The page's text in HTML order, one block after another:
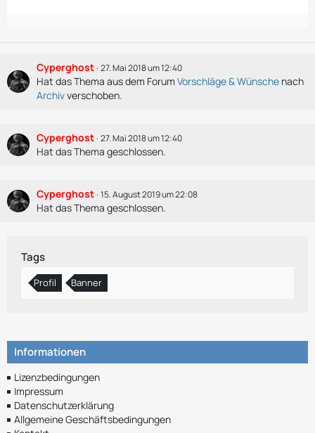
Cyperghost 27. Mai 2018 um 12:40
Hat das Thema aus dem Forum Vorschläge & Wünsche nach
Archivverschoben.
Cyperghost 27. Mai 2018 um 12:40
Hat das Thema geschlossen.
Cyperghost 15. August 2019 um 22:08
Hat das Thema geschlossen.
Tags
Profil Banner
Informationen
Lizenzbedingungen
Impressum
Datenschutzerklärung
Allgemeine Geschäftsbedingungen